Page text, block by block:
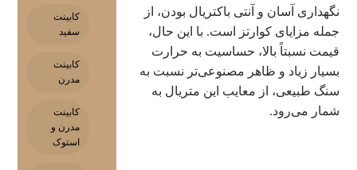
نگهداری آسان و آنتی باکتریال بودن، از
جمله مزایای کوارتز است. با این حال،
قیمت نسبتاً بالا، حساسیت به حرارت
بسیار زیاد و ظاهر مصنوعی‌تر نسبت به
سنگ طبیعی، از معایب این متریال به
شمار می‌رود.
کابینت
سفید
کابینت
مدرن
کابینت
مدرن و
استوک